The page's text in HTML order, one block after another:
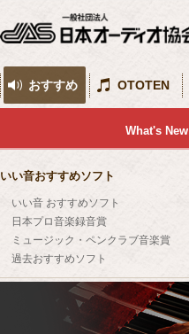
おすすめ
What's New
いい音おすすめソフト
いい音 おすすめソフト
日本プロ音楽録音賞
ミュージック・ペンクラブ音楽賞
過去おすすめソフト
OTOTEN